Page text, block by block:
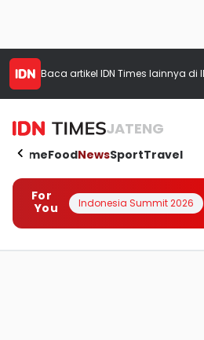
Baca artikel IDN Times lainnya di
JATENG
HomeFoodNewsSportTravel
For
You
Indonesia Summit 2026